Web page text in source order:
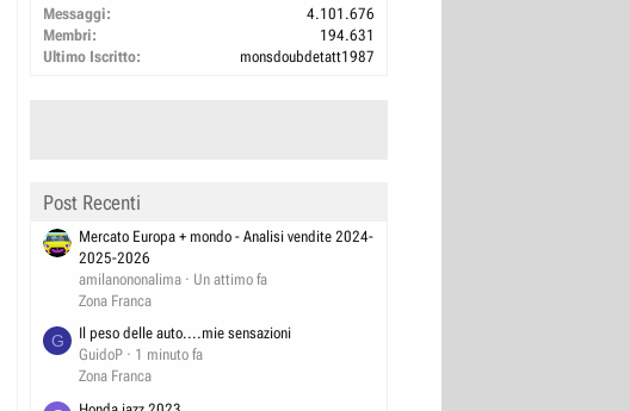
Messaggi
4.101.676
Membri
194.631
Ultimo Iscritto
monsdoubdetatt1987
Post Recenti
Mercato Europa + mondo - Analisi vendite 2024-
2025-2026
amilanononalima
Un attimo fa
Zona Franca
G
Il peso delle auto....mie sensazioni
GuidoP
1 minuto fa
Zona Franca